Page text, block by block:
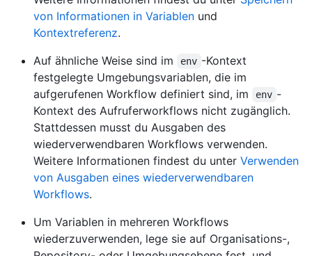
von Informationen in Variablen und
Kontextreferenz.
Auf ähnliche Weise sind im
env -Kontext
festgelegte Umgebungsvariablen, die im
aufgerufenen Workflow definiert sind, im
env -
Kontext des Aufruferworkflows nicht zugänglich.
Stattdessen musst du Ausgaben des
wiederverwendbaren Workflows verwenden.
Weitere Informationen findest du unter Verwenden
von Ausgaben eines wiederverwendbaren
Workflows.
Um Variablen in mehreren Workflows
wiederzuverwenden, lege sie auf Organisations-,